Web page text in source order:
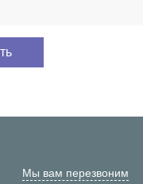
Мы вам перезвоним